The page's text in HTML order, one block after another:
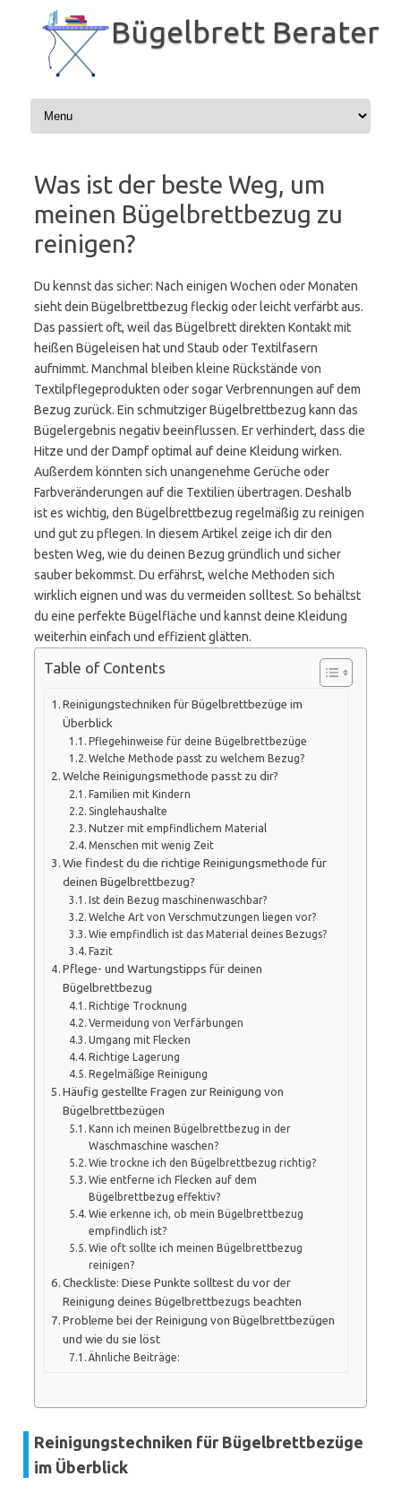
Inhalt
springen
Bügelbrett Berater
Was ist der beste Weg, um
meinen Bügelbrettbezug zu
reinigen?
Du kennst das sicher: Nach einigen Wochen oder Monaten
sieht dein Bügelbrettbezug fleckig oder leicht verfärbt aus.
Das passiert oft, weil das Bügelbrett direkten Kontakt mit
heißen Bügeleisen hat und Staub oder Textilfasern
aufnimmt. Manchmal bleiben kleine Rückstände von
Textilpflegeprodukten oder sogar Verbrennungen auf dem
Bezug zurück. Ein schmutziger Bügelbrettbezug kann das
Bügelergebnis negativ beeinflussen. Er verhindert, dass die
Hitze und der Dampf optimal auf deine Kleidung wirken.
Außerdem könnten sich unangenehme Gerüche oder
Farbveränderungen auf die Textilien übertragen. Deshalb
ist es wichtig, den Bügelbrettbezug regelmäßig zu reinigen
und gut zu pflegen. In diesem Artikel zeige ich dir den
besten Weg, wie du deinen Bezug gründlich und sicher
sauber bekommst. Du erfährst, welche Methoden sich
wirklich eignen und was du vermeiden solltest. So behältst
du eine perfekte Bügelfläche und kannst deine Kleidung
weiterhin einfach und effizient glätten.
Table of Contents
Reinigungstechniken für Bügelbrettbezüge im
Überblick
Pflegehinweise für deine Bügelbrettbezüge
Welche Methode passt zu welchem Bezug?
Welche Reinigungsmethode passt zu dir?
Familien mit Kindern
Singlehaushalte
Nutzer mit empfindlichem Material
Menschen mit wenig Zeit
Wie findest du die richtige Reinigungsmethode für
deinen Bügelbrettbezug?
Ist dein Bezug maschinenwaschbar?
Welche Art von Verschmutzungen liegen vor?
Wie empfindlich ist das Material deines Bezugs?
Fazit
Pflege- und Wartungstipps für deinen
Bügelbrettbezug
Richtige Trocknung
Vermeidung von Verfärbungen
Umgang mit Flecken
Richtige Lagerung
Regelmäßige Reinigung
Häufig gestellte Fragen zur Reinigung von
Bügelbrettbezügen
Kann ich meinen Bügelbrettbezug in der
Waschmaschine waschen?
Wie trockne ich den Bügelbrettbezug richtig?
Wie entferne ich Flecken auf dem
Bügelbrettbezug effektiv?
Wie erkenne ich, ob mein Bügelbrettbezug
empfindlich ist?
Wie oft sollte ich meinen Bügelbrettbezug
reinigen?
Checkliste: Diese Punkte solltest du vor der
Reinigung deines Bügelbrettbezugs beachten
Probleme bei der Reinigung von Bügelbrettbezügen
und wie du sie löst
Ähnliche Beiträge:
Reinigungstechniken für Bügelbrettbezüge
im Überblick